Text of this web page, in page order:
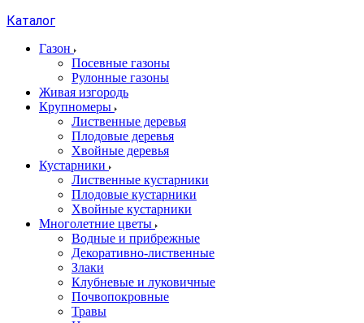
Каталог
Газон
Посевные газоны
Рулонные газоны
Живая изгородь
Крупномеры
Лиственные деревья
Плодовые деревья
Хвойные деревья
Кустарники
Лиственные кустарники
Плодовые кустарники
Хвойные кустарники
Многолетние цветы
Водные и прибрежные
Декоративно-лиственные
Злаки
Клубневые и луковичные
Почвопокровные
Травы